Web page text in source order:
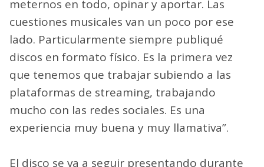
meternos en todo, opinar y aportar. Las
cuestiones musicales van un poco por ese
lado. Particularmente siempre publiqué
discos en formato físico. Es la primera vez
que tenemos que trabajar subiendo a las
plataformas de streaming, trabajando
mucho con las redes sociales. Es una
experiencia muy buena y muy llamativa”.
El disco se va a seguir presentando durante